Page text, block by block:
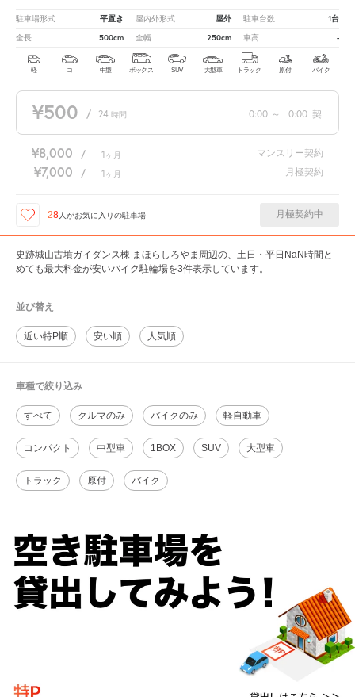
駐車場形式 平置き 屋内外形式 屋外 駐車台数 1台
全長 500cm 全幅 250cm 車高 -
軽 コ 中型 ボックス SUV 大型車 トラック 原付 バイク
¥500 / 24 時間 0:00 ～ 0:00 契
¥8,000 / 1 ヶ月 マンスリー契約
¥7,000 / 1 ヶ月 月極契約
28 人がお気に入りの駐車場 月極契約中
史跡城山古墳ガイダンス棟 まほらしろやま周辺の、土日・平日NaN時間と
めても最大料金が安いバイク駐輪場を3件表示しています。
並び替え
近い特P順 安い順 人気順
車種で絞り込み
すべて クルマのみ バイクのみ 軽自動車
コンパクト 中型車 1BOX SUV 大型車
トラック 原付 バイク